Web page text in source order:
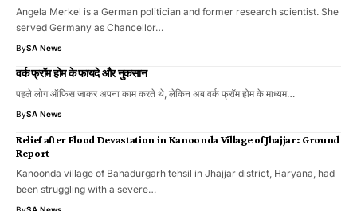
Angela Merkel is a German politician and former research scientist. She
served Germany as Chancellor…
BySA News
वर्क फ्रॉम होम के फायदे और नुकसान
पहले लोग ऑफिस जाकर अपना काम करते थे, लेकिन अब वर्क फ्रॉम होम के माध्यम…
BySA News
Relief after Flood Devastation in Kanoonda Village of Jhajjar: Ground
Report
Kanoonda village of Bahadurgarh tehsil in Jhajjar district, Haryana, had
been struggling with a severe…
BySA News